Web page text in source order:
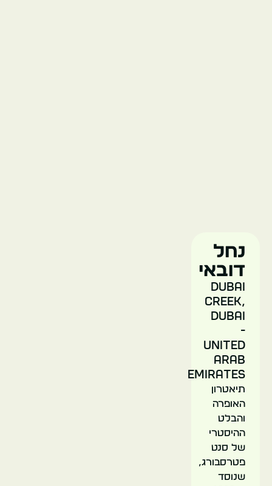
נחל
דובאי
Dubai
Creek,
Dubai
-
United
Arab
Emirates
תיאטרון
האופרה
והבלט
ההיסטרי
של סנט
פטרסבורג,
שנוסד